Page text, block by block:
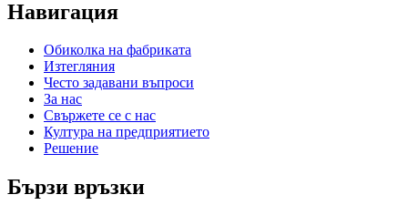
Навигация
Обиколка на фабриката
Изтегляния
Често задавани въпроси
За нас
Свържете се с нас
Култура на предприятието
Решение
Бързи връзки